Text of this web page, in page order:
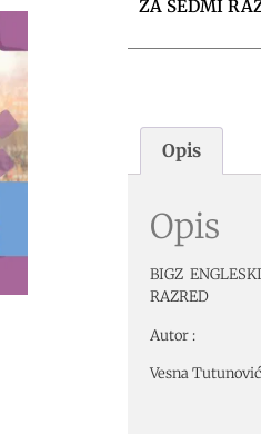
ZA SEDMI
Opis
Opis
BIGZ
RAZRED
Autor :
Vesna Tutunović